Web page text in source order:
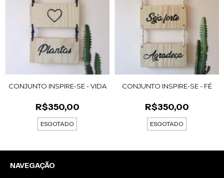
CONJUNTO INSPIRE-SE - VIDA
R$350,00
ESGOTADO
CONJUNTO INSPIRE-SE - FÉ
R$350,00
ESGOTADO
NAVEGAÇÃO